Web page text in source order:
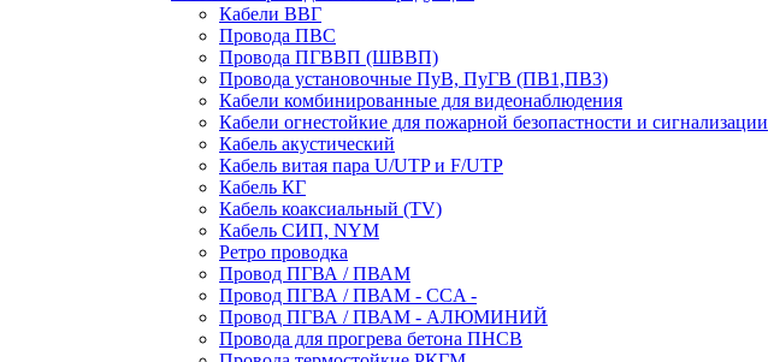
Кабели ВВГ
Провода ПВС
Провода ПГВВП (ШВВП)
Провода установочные ПуВ, ПуГВ (ПВ1,ПВ3)
Кабели комбинированные для видеонаблюдения
Кабели огнестойкие для пожарной безопастности и сигнализации
Кабель акустический
Кабель витая пара U/UTP и F/UTP
Кабель КГ
Кабель коаксиальный (TV)
Кабель СИП, NYM
Ретро проводка
Провод ПГВА / ПВАМ
Провод ПГВА / ПВАМ - CCA -
Провод ПГВА / ПВАМ - АЛЮМИНИЙ
Провода для прогрева бетона ПНСВ